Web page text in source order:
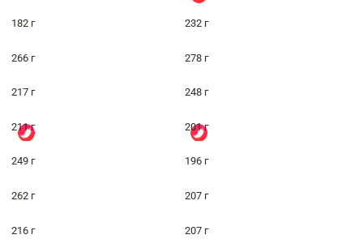
182 г 232 г
266 г 278 г
217 г 248 г
211 г 201 г
249 г 196 г
262 г 207 г
216 г 207 г